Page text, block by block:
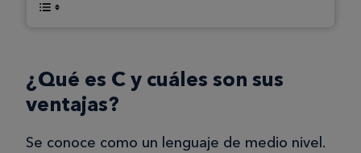
¿Qué es C y cuáles son sus
ventajas?
Se conoce como un lenguaje de medio nivel.